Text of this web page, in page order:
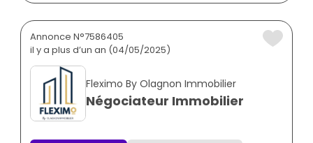
Annonce N°7586405
il y a plus d’un an (04/05/2025)
Fleximo By Olagnon Immobilier
Négociateur Immobilier